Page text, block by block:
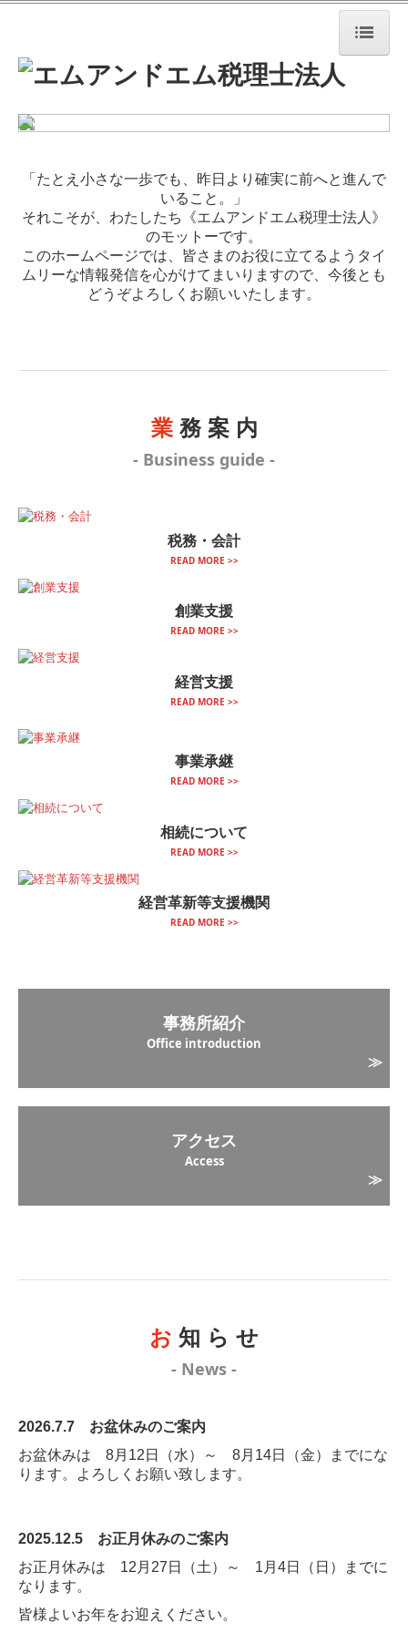
TOP
事務所紹介
プライバシーポリシー
経営者の四季
「たとえ小さな一歩でも、昨日より確実に前へと進んで
いること。」
それこそが、わたしたち《エムアンドエム税理士法人》
のモットーです。
このホームページでは、皆さまのお役に立てるようタイ
ムリーな情報発信を心がけてまいりますので、今後とも
どうぞよろしくお願いいたします。
業務 案 内
- Business guide -
税務・会計
READ MORE >>
創業支援
READ MORE >>
経営支援
READ MORE >>
事業承継
READ MORE >>
相続について
READ MORE >>
経営革新等支援機関
READ MORE >>
事務所紹介
Office introduction
≫
アクセス
Access
≫
お 知 ら せ
- News -
2026.7.7 お盆休みのご案内
お盆休みは 8月12日（水）～ 8月14日（金）までにな
ります。よろしくお願い致します。
2025.12.5 お正月休みのご案内
お正月休みは 12月27日（土）～ 1月4日（日）までに
なります。
皆様よいお年をお迎えください。